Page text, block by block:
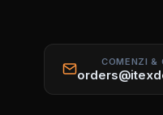
COMENZI &